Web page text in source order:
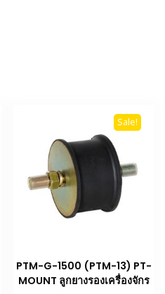
Sale!
PTM-G-1500 (PTM-13) PT-
MOUNT ลูกยางรองเครื่องจักร